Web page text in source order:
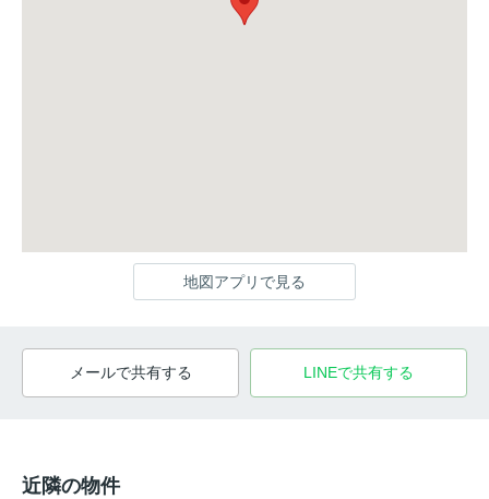
地図アプリで見る
メールで共有する LINEで共有する
近隣の物件